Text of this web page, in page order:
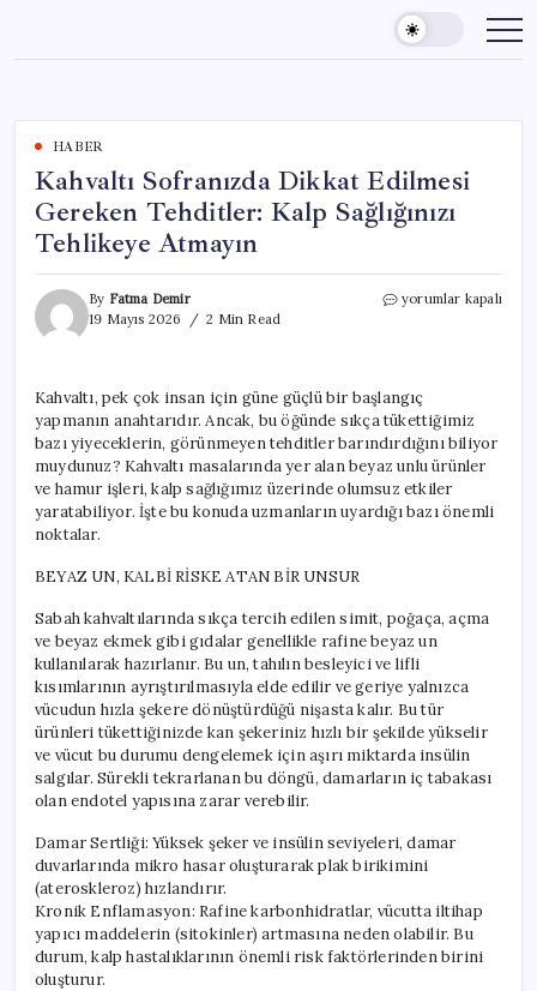
content
HABER
Kahvaltı Sofranızda Dikkat Edilmesi
Gereken Tehditler: Kalp Sağlığınızı
Tehlikeye Atmayın
By Fatma Demir
19 Mayıs 2026
2 Min Read
Kahvaltı
Tehditler:
Kalp
Sağlığınızı
Tehlikeye
Atmayın
için
yorumlar kapalı
Kahvaltı, pek çok insan için güne güçlü bir başlangıç
yapmanın anahtarıdır. Ancak, bu öğünde sıkça tükettiğimiz
bazı yiyeceklerin, görünmeyen tehditler barındırdığını biliyor
muydunuz? Kahvaltı masalarında yer alan beyaz unlu ürünler
ve hamur işleri, kalp sağlığımız üzerinde olumsuz etkiler
yaratabiliyor. İşte bu konuda uzmanların uyardığı bazı önemli
noktalar.
BEYAZ UN, KALBİ RİSKE ATAN BİR UNSUR
Sabah kahvaltılarında sıkça tercih edilen simit, poğaça, açma
ve beyaz ekmek gibi gıdalar genellikle rafine beyaz un
kullanılarak hazırlanır. Bu un, tahılın besleyici ve lifli
kısımlarının ayrıştırılmasıyla elde edilir ve geriye yalnızca
vücudun hızla şekere dönüştürdüğü nişasta kalır. Bu tür
ürünleri tükettiğinizde kan şekeriniz hızlı bir şekilde yükselir
ve vücut bu durumu dengelemek için aşırı miktarda insülin
salgılar. Sürekli tekrarlanan bu döngü, damarların iç tabakası
olan endotel yapısına zarar verebilir.
Damar Sertliği: Yüksek şeker ve insülin seviyeleri, damar
duvarlarında mikro hasar oluşturarak plak birikimini
(ateroskleroz) hızlandırır.
Kronik Enflamasyon: Rafine karbonhidratlar, vücutta iltihap
yapıcı maddelerin (sitokinler) artmasına neden olabilir. Bu
durum, kalp hastalıklarının önemli risk faktörlerinden birini
oluşturur.